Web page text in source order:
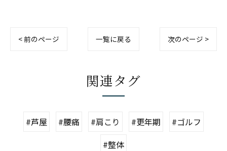
< 前のページ 一覧に戻る 次のページ >
関連タグ
#芦屋 #腰痛 #肩こり #更年期
#ゴルフ
#整体